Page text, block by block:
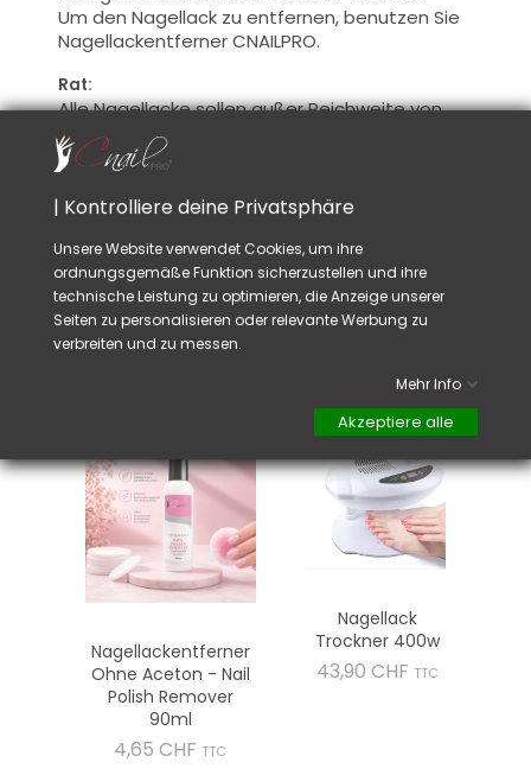
Um den Nagellack zu entfernen, benutzen Sie
NagellackentfernerCNAILPRO.
Rat:
Alle Nagellacke sollen außer Reichweite von
der Sonne bewahrt sein.
Einen Nagellack, der
kann
mit
werden.
zu speichern,
verwendenSie den Trockner CNAILPRO
Die Nagellacke CNAILPRO funktionieren auch
für den Water Marble.
Nagellackentferner
Ohne Aceton - Nail
Polish Remover
90ml
4,65 CHF Preis
TTC
Nagellack
Trockner 400w
43,90 CHF Preis
TTC
| Kontrolliere deine Privatsphäre
Unsere Website verwendet Cookies, um ihre
ordnungsgemäße Funktion sicherzustellen und ihre
technische Leistung zu optimieren, die Anzeige unserer
Seiten zu personalisieren oder relevante Werbung zu
verbreiten und zu messen.
Mehr Info
Akzeptiere alle